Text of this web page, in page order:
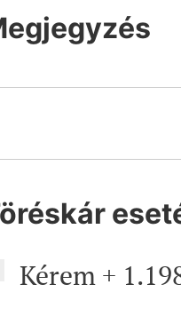
Kérem +